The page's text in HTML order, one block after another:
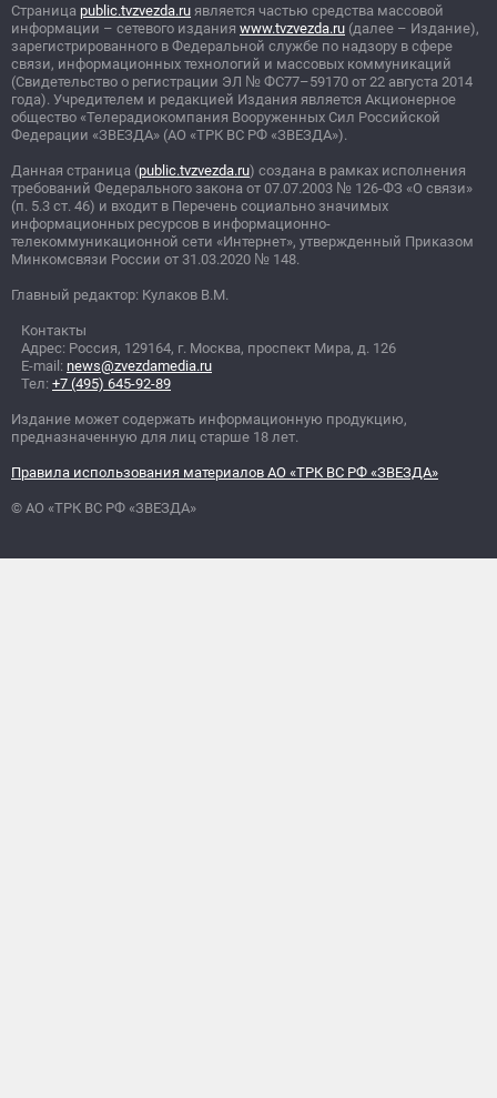
Страница public.tvzvezda.ru является частью средства массовой
информации – сетевого издания www.tvzvezda.ru (далее – Издание),
зарегистрированного в Федеральной службе по надзору в сфере
связи, информационных технологий и массовых коммуникаций
(Свидетельство о регистрации ЭЛ № ФС77–59170 от 22 августа 2014
года). Учредителем и редакцией Издания является Акционерное
общество «Телерадиокомпания Вооруженных Сил Российской
Федерации «ЗВЕЗДА» (АО «ТРК ВС РФ «ЗВЕЗДА»).
Данная страница (public.tvzvezda.ru) создана в рамках исполнения
требований Федерального закона от 07.07.2003 № 126-ФЗ «О связи»
(п. 5.3 ст. 46) и входит в Перечень социально значимых
информационных ресурсов в информационно-
телекоммуникационной сети «Интернет», утвержденный Приказом
Минкомсвязи России от 31.03.2020 № 148.
Главный редактор: Кулаков В.М.
Контакты
Адрес: Россия, 129164, г. Москва, проспект Мира, д. 126
E-mail: news@zvezdamedia.ru
Тел: +7 (495) 645-92-89
Издание может содержать информационную продукцию,
предназначенную для лиц старше 18 лет.
Правила использования материалов АО «ТРК ВС РФ «ЗВЕЗДА»
© АО «ТРК ВС РФ «ЗВЕЗДА»